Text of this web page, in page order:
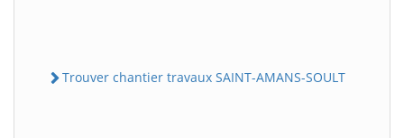
Trouver chantier travaux SAINT-AMANS-SOULT